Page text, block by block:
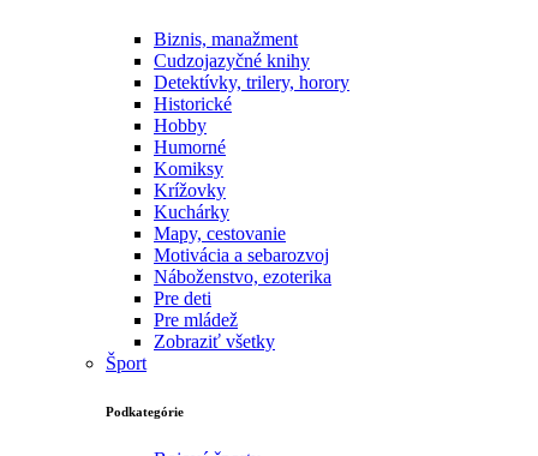
Biznis, manažment
Cudzojazyčné knihy
Detektívky, trilery, horory
Historické
Hobby
Humorné
Komiksy
Krížovky
Kuchárky
Mapy, cestovanie
Motivácia a sebarozvoj
Náboženstvo, ezoterika
Pre deti
Pre mládež
Zobraziť všetky
Šport
Podkategórie